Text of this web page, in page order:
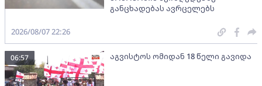
განცხადებას ავრცელებს
2026/08/07 22:26
აგვისტოს ომიდან 18 წელი გავიდა
06:57